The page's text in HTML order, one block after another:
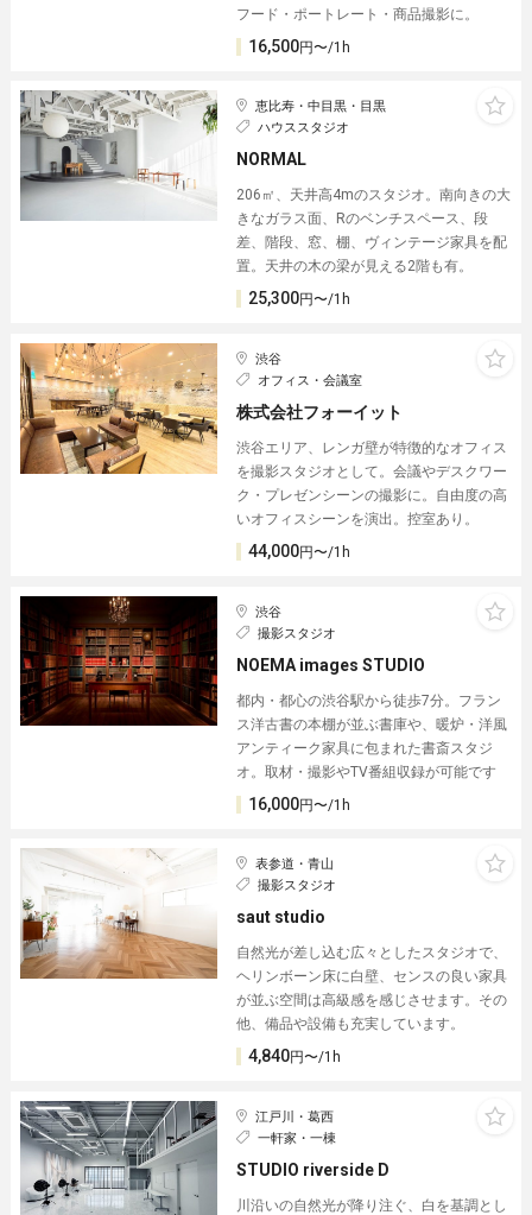
フード・ポートレート・商品撮影に。
16,500円〜/1h
恵比寿・中目黒・目黒
ハウススタジオ
NORMAL
206㎡、天井高4mのスタジオ。南向きの大
きなガラス面、Rのベンチスペース、段
差、階段、窓、棚、ヴィンテージ家具を配
置。天井の木の梁が見える2階も有。
25,300円〜/1h
渋谷
オフィス・会議室
株式会社フォーイット
渋谷エリア、レンガ壁が特徴的なオフィス
を撮影スタジオとして。会議やデスクワー
ク・プレゼンシーンの撮影に。自由度の高
いオフィスシーンを演出。控室あり。
44,000円〜/1h
渋谷
撮影スタジオ
NOEMA images STUDIO
都内・都心の渋谷駅から徒歩7分。フラン
ス洋古書の本棚が並ぶ書庫や、暖炉・洋風
アンティーク家具に包まれた書斎スタジ
オ。取材・撮影やTV番組収録が可能です
16,000円〜/1h
表参道・青山
撮影スタジオ
saut studio
自然光が差し込む広々としたスタジオで、
ヘリンボーン床に白壁、センスの良い家具
が並ぶ空間は高級感を感じさせます。その
他、備品や設備も充実しています。
4,840円〜/1h
江戸川・葛西
一軒家・一棟
STUDIO riverside D
川沿いの自然光が降り注ぐ、白を基調とし